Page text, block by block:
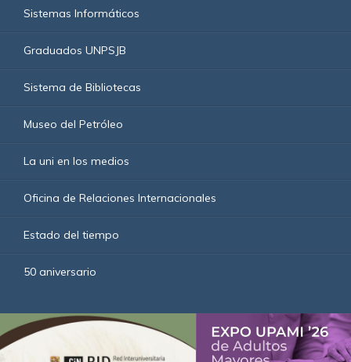
Sistemas Informáticos
Graduados UNPSJB
Sistema de Bibliotecas
Museo del Petróleo
La uni en los medios
Oficina de Relaciones Internacionales
Estado del tiempo
50 aniversario